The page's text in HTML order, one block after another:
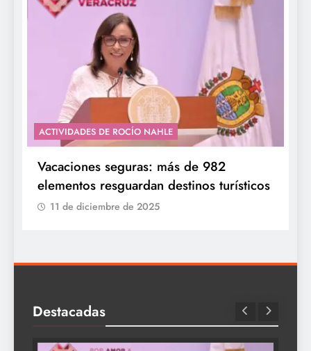
ACTIVIDADES DE ROCÍO NAHLE
Vacaciones seguras: más de 982
elementos resguardan destinos turísticos
11 de diciembre de 2025
Destacadas